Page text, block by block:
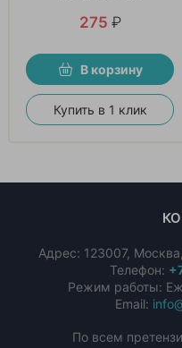
275 ₽
В корзину
Купить в 1 клик
Адрес: 123007, Москва
Телефон:
Режим работы:
Email:
По всем